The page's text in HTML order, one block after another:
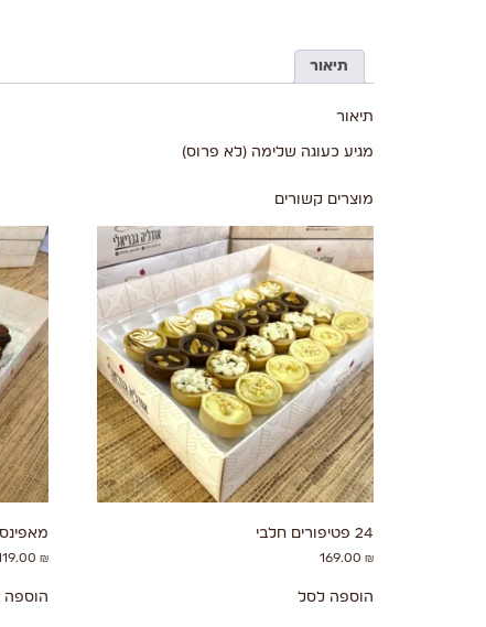
תיאור
תיאור
מגיע כעוגה שלימה (לא פרוס)
מוצרים קשורים
24 פטיפורים חלבי
169.00 ₪
הוספה לסל
₪
הוספה